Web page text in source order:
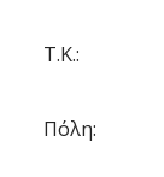
Τ.Κ.:
Πόλη: